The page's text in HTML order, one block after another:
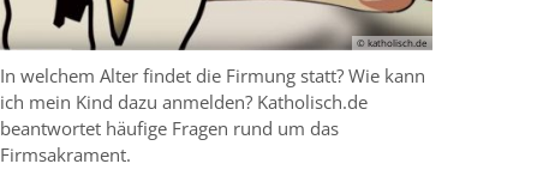
© katholisch.de
In welchem Alter findet die Firmung statt? Wie kann
ich mein Kind dazu anmelden? Katholisch.de
beantwortet häufige Fragen rund um das
Firmsakrament.